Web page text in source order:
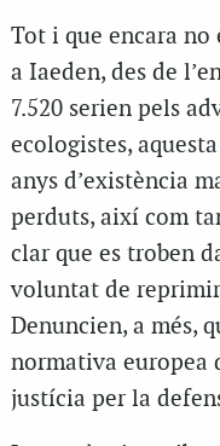
Tot i que encara no
a Iaeden, des de
7.520 serien pels
ecologistes,
anys d’existència
perduts, així com
clar que es troben
voluntat de
Denuncien, a més,
normativa europea
justícia per la